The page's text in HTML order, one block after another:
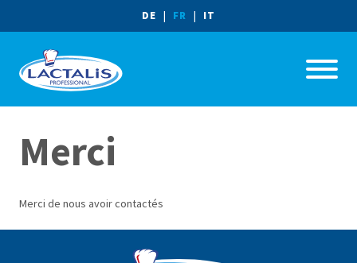
DE | FR | IT
Merci
Merci de nous avoir contactés
PÂTES ET RISOTTOS
BURGERS ET PANINIS
DESSERTS
OÙ ACHETER NOS PRODUITS